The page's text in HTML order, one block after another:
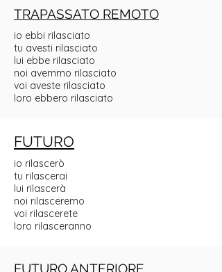
TRAPASSATO REMOTO
io ebbi rilasciato
tu avesti rilasciato
lui ebbe rilasciato
noi avemmo rilasciato
voi aveste rilasciato
loro ebbero rilasciato
FUTURO
io rilascerò
tu rilascerai
lui rilascerà
noi rilasceremo
voi rilascerete
loro rilasceranno
FUTURO ANTERIORE